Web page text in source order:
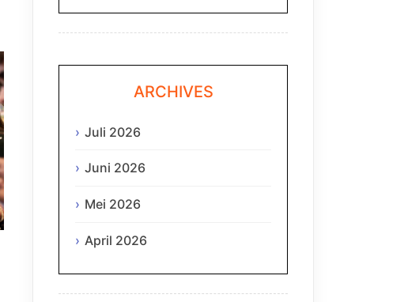
ARCHIVES
Juli 2026
Juni 2026
Mei 2026
April 2026